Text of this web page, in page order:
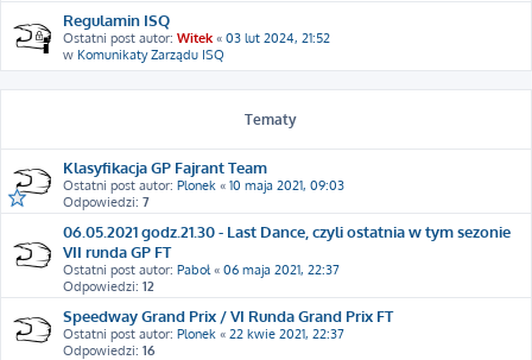
Regulamin ISQ
Ostatni post autor: Witek « 03 lut 2024, 21:52
w Komunikaty Zarządu ISQ
Tematy
Klasyfikacja GP Fajrant Team
Ostatni post autor: Plonek « 10 maja 2021, 09:03
Odpowiedzi: 7
06.05.2021 godz.21.30 - Last Dance, czyli ostatnia w tym sezonie
VII runda GP FT
Ostatni post autor: Paboł« 06 maja 2021, 22:37
Odpowiedzi: 12
Speedway Grand Prix / VI Runda Grand Prix FT
Ostatni post autor: Plonek « 22 kwie 2021, 22:37
Odpowiedzi: 16